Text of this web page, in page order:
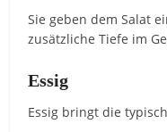
SiegebendemSalat
zusätzlicheTiefe im
Essig
Essig bringtdie